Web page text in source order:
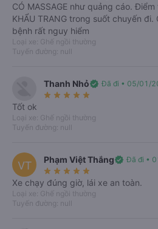
Lợi ích khi đặt Vexere
Chắc chắn có chỗ
Nhà xe nhận được thông tin
hoàn 150% nếu nhà xe không
chuyển (
Nhân viên tổng đài Vexere tận
gặp trục trặc hoặc sự cố.
Được chọn chỗ ngồi
Được chọn điểm đón trả mong
CÓ MASSAGE như quảng cáo.
KHẨU TRANG trong suốt chuyến
bệnh rất nguy hiểm
Loại xe: Ghế ngồi thường
Tuyến đường: null
Thanh Nhỏverified Đã đi • 05/01/
star_rate star_rate star_rate star_rate star_rate
Tốt ok
Loại xe: Ghế ngồi thường
Tuyến đường: null
VT Phạm Việt Thắngverified Đã đi •
star_rate star_rate star_rate star_rate star_rate
Xe chạy đúng giờ, lái xe an toàn.
Loại xe: Ghế ngồi thường
Tuyến đường: null